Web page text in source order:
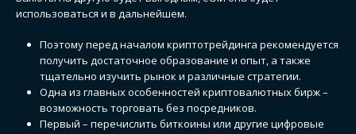
использоваться и в дальнейшем.
Поэтому перед началом криптотрейдинга рекомендуется
получить достаточное образование и опыт, а также
тщательно изучить рынок и различные стратегии.
Одна из главных особенностей криптовалютных бирж –
возможность торговать без посредников.
Первый – перечислить биткоины или другие цифровые